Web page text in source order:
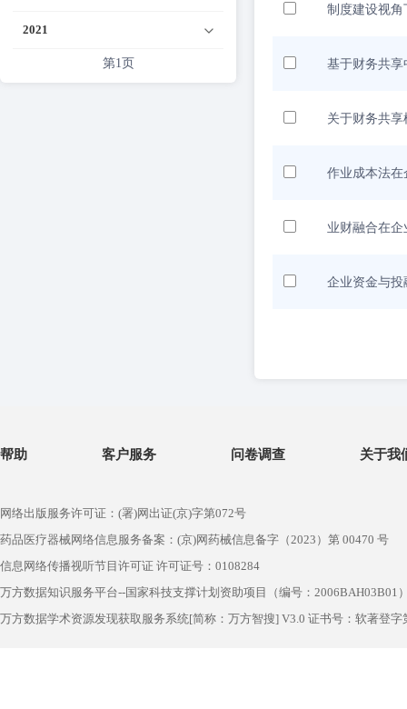
2021
第1页
制度建设视
基于财务共
关于财务共
作业成本法
业财融合在
企业资金与
帮助 客户服务 问卷调查 关于我
网络出版服务许可证：(署)网出证(京)字第072号
药品医疗器械网络信息服务备案：(京)网药械信息备字（2023）第 00470 号
信息网络传播视听节目许可证 许可证号：0108284
万方数据知识服务平台--国家科技支撑计划资助项目（编号：2006BAH03B01
万方数据学术资源发现获取服务系统[简称：万方智搜] V3.0 证书号：软著登字